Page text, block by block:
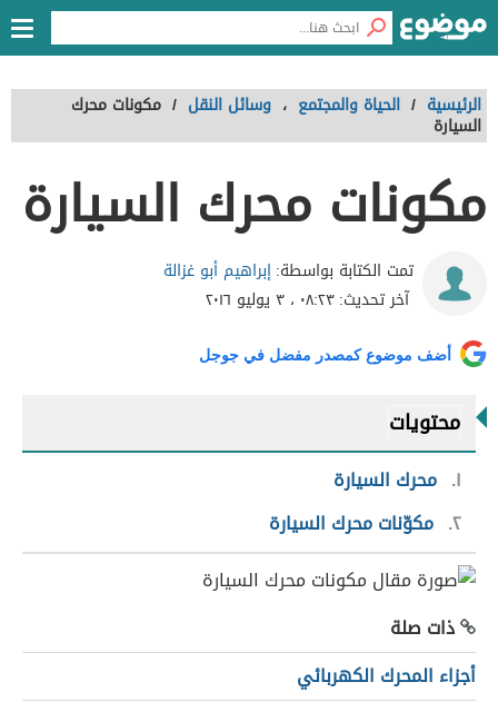
الرئيسية / الحياة والمجتمع ، وسائل النقل / مكونات محرك
السيارة
مكونات محرك السيارة
تمت الكتابة بواسطة:إبراهيم أبو غزالة
آخر تحديث:٠٨:٢٣ ، ٣ يوليو ٢٠١٦
أضف موضوع كمصدر مفضل في جوجل
محتويات
١ محرك السيارة
٢ مكوّنات محرك السيارة
ذات صلة
أجزاء المحرك الكهربائي